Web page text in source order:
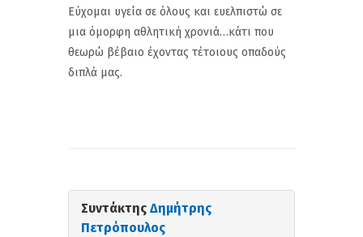
Εύχομαι υγεία σε όλους και ευελπιστώ σε
μια όμορφη αθλητική χρονιά…κάτι που
θεωρώ βέβαιο έχοντας τέτοιους οπαδούς
διπλά μας.
Συντάκτης Δημήτρης
Πετρόπουλος